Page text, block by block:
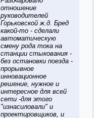
отношение
руководителей
Горьковской ж.д. Бред
какой-то - сделали
автоматическую
смену рода тока на
станции стыкования -
без остановки поезда -
прорывное
инновационное
решение, нужное и
интересное для всей
сети -для этого
"изнасиловали" и
проектировщиков, и